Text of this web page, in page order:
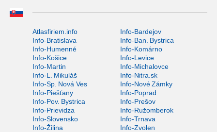
Atlasfiriem.info
Info-Bardejov
Info-Bratislava
Info-Ban. Bystrica
Info-Humenné
Info-Komárno
Info-Košice
Info-Levice
Info-Martin
Info-Michalovce
Info-L. Mikuláš
Info-Nitra.sk
Info-Sp. Nová Ves
Info-Nové Zámky
Info-Piešťany
Info-Poprad
Info-Pov. Bystrica
Info-Prešov
Info-Prievidza
Info-Ružomberok
Info-Slovensko
Info-Trnava
Info-Žilina
Info-Zvolen